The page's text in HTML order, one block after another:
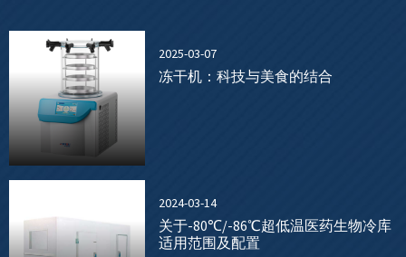
2025-03-07
冻干机：科技与美食的结合
2024-03-14
关于-80℃/-86℃超低温医药生物冷库
适用范围及配置